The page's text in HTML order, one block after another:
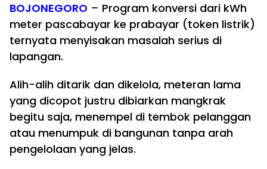
BOJONEGORO – Program konversi dari kWh
meter pascabayar ke prabayar (token listrik)
ternyata menyisakan masalah serius di
lapangan.
Alih-alih ditarik dan dikelola, meteran lama
yang dicopot justru dibiarkan mangkrak
begitu saja, menempel di tembok pelanggan
atau menumpuk di bangunan tanpa arah
pengelolaan yang jelas.